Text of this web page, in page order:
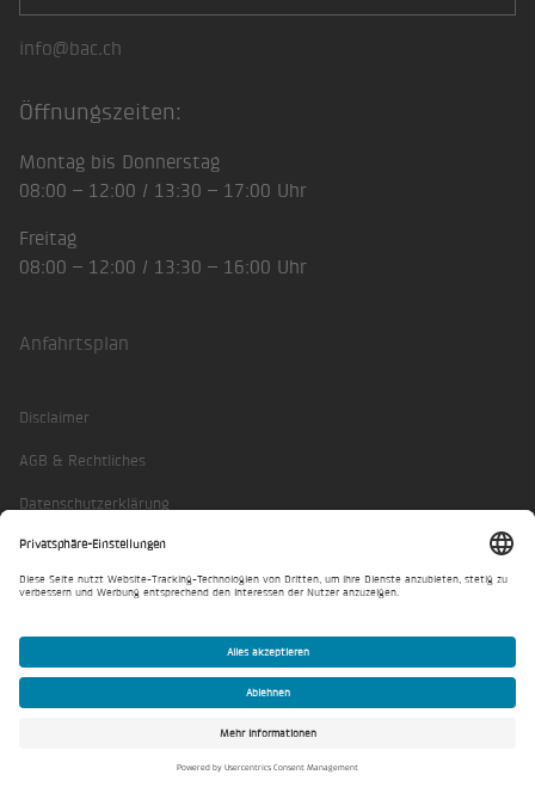
info@bac.ch
Öffnungszeiten:
Montag bis Donnerstag
08:00 – 12:00 / 13:30 – 17:00 Uhr
Freitag
08:00 – 12:00 / 13:30 – 16:00 Uhr
Anfahrtsplan
Disclaimer
AGB & Rechtliches
Datenschutzerklärung
Impressum
Privatsphäre-Einstellungen
© BKW AEK Contracting AG 2026